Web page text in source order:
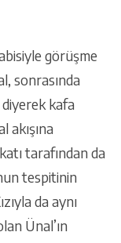
görüşme
sonrasında
kafa
akışına
tarafından da
tespitinin
da aynı
Ünal’ın